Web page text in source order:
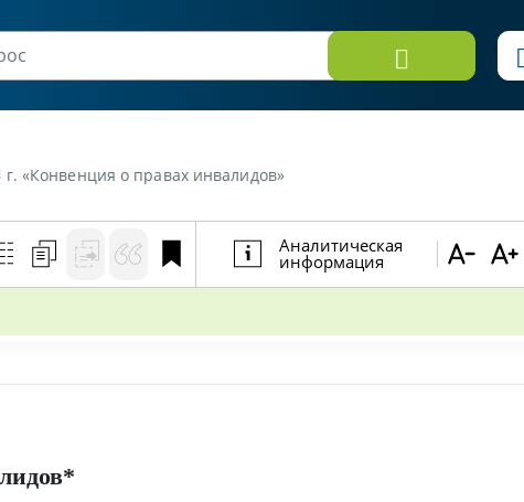
«Конвенция о правах инвалидов»
Аналитическая
информация